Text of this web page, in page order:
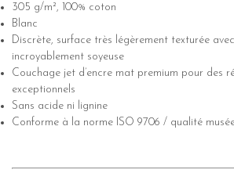
305 g/m², 100% coton
Blanc
Discrète, surface très légèrement texturée
incroyablement soyeuse
Couchage jet d’encre mat premium pour des
exceptionnels
Sans acide ni lignine
Conforme à la norme ISO 9706 / qualité